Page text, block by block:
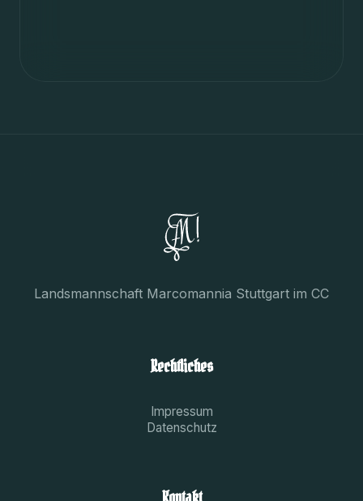
Landsmannschaft Marcomannia Stuttgart im CC
Rechtliches
Impressum
Datenschutz